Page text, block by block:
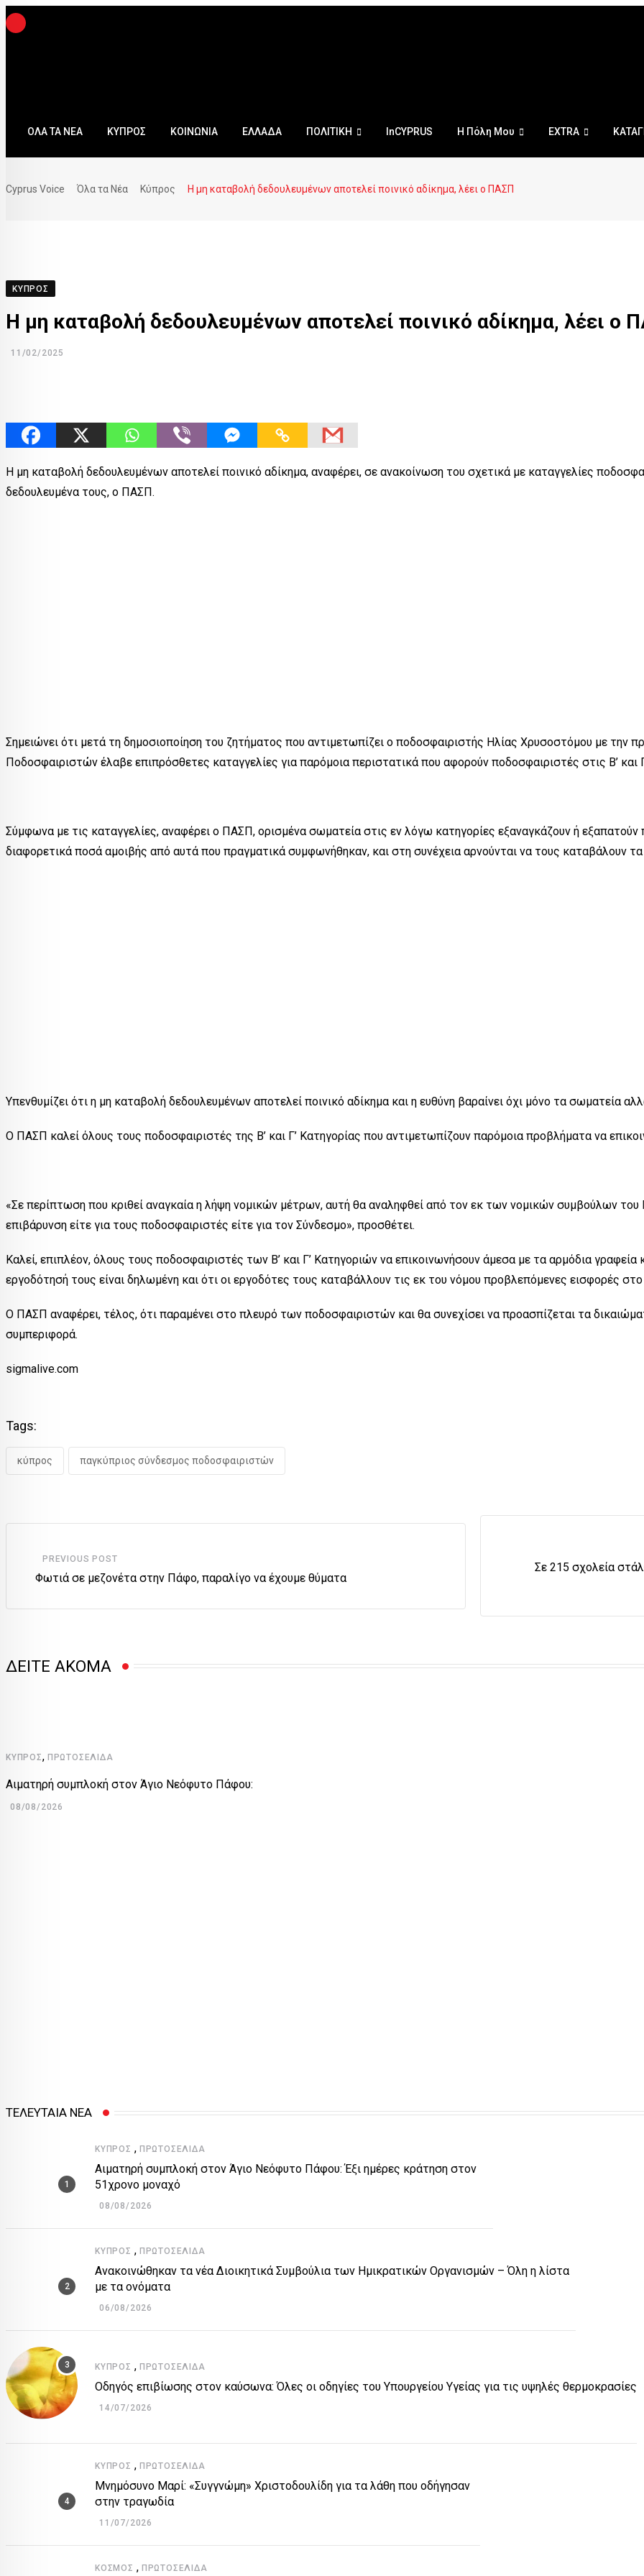
ΟΛΑ ΤΑ ΝΕΑ ΚΥΠΡΟΣ ΚΟΙΝΩΝΙΑ ΕΛΛΑΔΑ ΠΟΛΙΤΙΚΗ InCYPRUS Η Πόλη Μου EXTRA
Cyprus Voice Όλα τα Νέα Κύπρος Η μη καταβολή δεδουλευμένων αποτελεί ποινικό αδίκημα, λέει ο ΠΑΣΠ
ΚΎΠΡΟΣ
Η μη καταβολή δεδουλευμένων αποτελεί ποινικό αδίκημα, λέει ο
11/02/2025
Η μη καταβολή δεδουλευμένων αποτελεί ποινικό αδίκημα, αναφέρει, σε ανακοίνωση του σχετικά με καταγγελίες
δεδουλευμένα τους, ο ΠΑΣΠ.
Σημειώνει ότι μετά τη δημοσιοποίηση του ζητήματος που αντιμετωπίζει ο ποδοσφαιριστής Ηλίας Χρυσοστόμου με την
Ποδοσφαιριστών έλαβε επιπρόσθετες καταγγελίες για παρόμοια περιστατικά που αφορούν ποδοσφαιριστές στις Β’ και
Σύμφωνα με τις καταγγελίες, αναφέρει ο ΠΑΣΠ, ορισμένα σωματεία στις εν λόγω κατηγορίες εξαναγκάζουν ή
διαφορετικά ποσά αμοιβής από αυτά που πραγματικά συμφωνήθηκαν, και στη συνέχεια αρνούνται να τους καταβάλουν
Υπενθυμίζει ότι η μη καταβολή δεδουλευμένων αποτελεί ποινικό αδίκημα και η ευθύνη βαραίνει όχι μόνο τα σωματεία
Ο ΠΑΣΠ καλεί όλους τους ποδοσφαιριστές της Β’ και Γ’ Κατηγορίας που αντιμετωπίζουν παρόμοια προβλήματα να
«Σε περίπτωση που κριθεί αναγκαία η λήψη νομικών μέτρων, αυτή θα αναληφθεί από τον εκ των νομικών συμβούλων
επιβάρυνση είτε για τους ποδοσφαιριστές είτε για τον Σύνδεσμο», προσθέτει.
Καλεί, επιπλέον, όλους τους ποδοσφαιριστές των Β’ και Γ’ Κατηγοριών να επικοινωνήσουν άμεσα με τα αρμόδια
εργοδότησή τους είναι δηλωμένη και ότι οι εργοδότες τους καταβάλλουν τις εκ του νόμου προβλεπόμενες εισφορές
Ο ΠΑΣΠ αναφέρει, τέλος, ότι παραμένει στο πλευρό των ποδοσφαιριστών και θα συνεχίσει να προασπίζεται τα
συμπεριφορά.
sigmalive.com
Tags:
κύπρος παγκύπριος σύνδεσμος ποδοσφαιριστών
PREVIOUS POST
Φωτιά σε μεζονέτα στην Πάφο, παραλίγο να έχουμε θύματα
Σε 215 σχολεία
ΔΕΙΤΕ ΑΚΟΜΑ
ΚΎΠΡΟΣ, ΠΡΩΤΟΣΈΛΙΔΑ
Αιματηρή συμπλοκή στον Άγιο Νεόφυτο Πάφου:
08/08/2026
ΤΕΛΕΥΤΑΙΑ ΝΕΑ
ΚΎΠΡΟΣ , ΠΡΩΤΟΣΈΛΙΔΑ
Αιματηρή συμπλοκή στον Άγιο Νεόφυτο Πάφου: Έξι ημέρες κράτηση στον
51χρονο μοναχό
08/08/2026
ΚΎΠΡΟΣ , ΠΡΩΤΟΣΈΛΙΔΑ
Ανακοινώθηκαν τα νέα Διοικητικά Συμβούλια των Ημικρατικών Οργανισμών – Όλη η λίστα
με τα ονόματα
06/08/2026
ΚΎΠΡΟΣ , ΠΡΩΤΟΣΈΛΙΔΑ
Οδηγός επιβίωσης στον καύσωνα: Όλες οι οδηγίες του Υπουργείου Υγείας για τις υψηλές θερμοκρασίες
14/07/2026
ΚΎΠΡΟΣ , ΠΡΩΤΟΣΈΛΙΔΑ
Μνημόσυνο Μαρί: «Συγγνώμη» Χριστοδουλίδη για τα λάθη που οδήγησαν
στην τραγωδία
11/07/2026
ΚΌΣΜΟΣ , ΠΡΩΤΟΣΈΛΙΔΑ